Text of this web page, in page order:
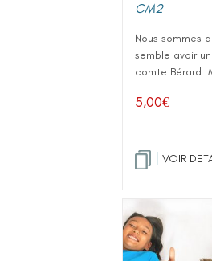
CM2
Nous sommes
semble avoir
comte Bérard.
5,00€
VOIR